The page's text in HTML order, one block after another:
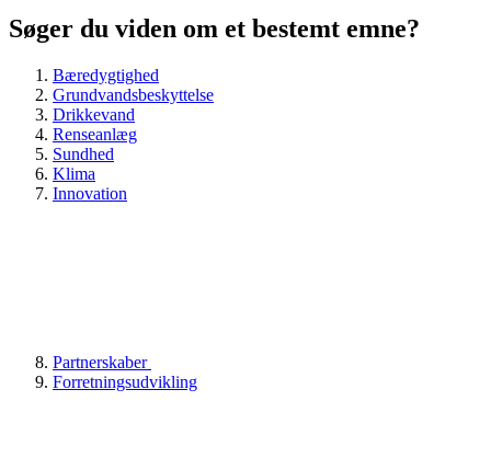
Søger du viden om et bestemt emne?
Bæredygtighed
Grundvandsbeskyttelse
Drikkevand
Renseanlæg
Sundhed
Klima
Innovation
Partnerskaber
Forretningsudvikling